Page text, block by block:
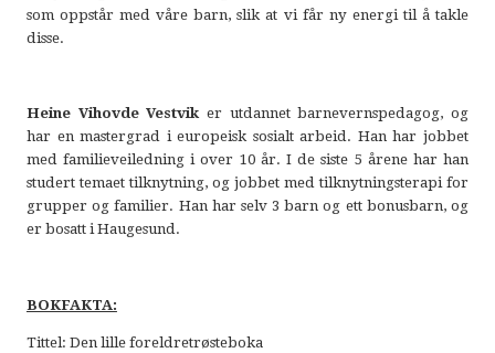
som oppstår med våre barn, slik at vi får ny energi til å takle
disse.
Heine Vihovde Vestviker utdannet barnevernspedagog, og
har en mastergrad i europeisk sosialt arbeid. Han har jobbet
med familieveiledning i over 10 år. I de siste 5 årene har han
studert temaet tilknytning, og jobbet med tilknytningsterapi for
grupper og familier. Han har selv 3 barn og ett bonusbarn, og
er bosatt i Haugesund.
BOKFAKTA:
Tittel: Den lille foreldretrøsteboka